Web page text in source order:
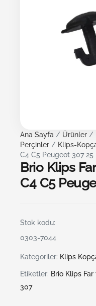
Ana Sayfa / Ürünler /
Perçinler / Klips-
C4 C5 Peugeot 307 25
Brio Klips
C4 C5
Stok kodu:
0303-7044
Kategoriler: Klips
Etiketler: Brio Klips
307